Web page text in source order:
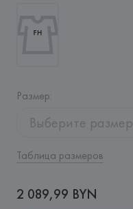
Размер:
Выберите размер
Таблица размеров
2 089,99 BYN